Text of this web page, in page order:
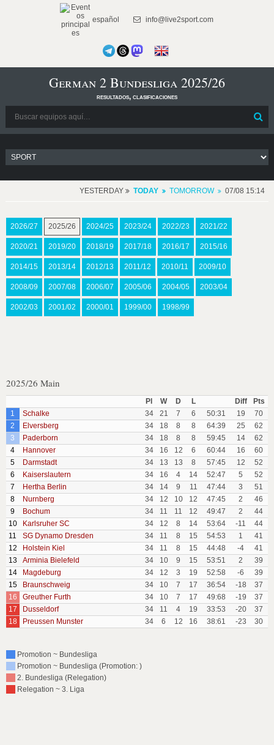
español info@live2sport.com
German 2 Bundesliga 2025/26
resultados, clasificaciones
YESTERDAY TODAY TOMORROW 07/08 15:14
2026/27 2025/26 2024/25 2023/24 2022/23 2021/22
2020/21 2019/20 2018/19 2017/18 2016/17 2015/16
2014/15 2013/14 2012/13 2011/12 2010/11 2009/10
2008/09 2007/08 2006/07 2005/06 2004/05 2003/04
2002/03 2001/02 2000/01 1999/00 1998/99
2025/26 Main
Pl W D L Diff
Pts
1
Schalke 34 21 7 6 50:31 19
70
2
Elversberg 34 18 8 8 64:39 25
62
3
Paderborn 34 18 8 8 59:45 14
62
4
Hannover 34 16 12 6 60:44 16
60
5
Darmstadt 34 13 13 8 57:45 12
52
6
Kaiserslautern 34 16 4 14 52:47 5
52
7
Hertha Berlin 34 14 9 11 47:44 3
51
8
Nurnberg 34 12 10 12 47:45 2
46
9
Bochum 34 11 11 12 49:47 2
44
10
Karlsruher SC 34 12 8 14 53:64 -11
44
11
SG Dynamo Dresden 34 11 8 15 54:53 1
41
12
Holstein Kiel 34 11 8 15 44:48 -4
41
13
Arminia Bielefeld 34 10 9 15 53:51 2
39
14
Magdeburg 34 12 3 19 52:58 -6
39
15
Braunschweig 34 10 7 17 36:54 -18
37
16
Greuther Furth 34 10 7 17 49:68 -19
37
17
Dusseldorf 34 11 4 19 33:53 -20
37
18
Preussen Munster 34 6 12 16 38:61 -23 30
Promotion ~ Bundesliga
Promotion ~ Bundesliga (Promotion: )
2. Bundesliga (Relegation)
Relegation ~ 3. Liga